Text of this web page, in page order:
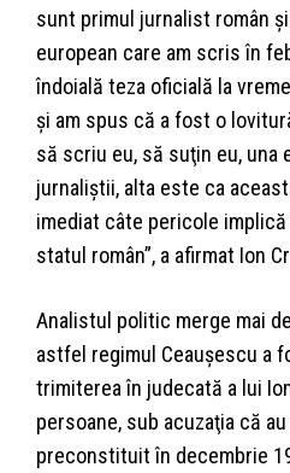
sunt primul jurnalist român
european care am scris în
îndoială teza oficială la
şi am spus că a fost o
să scriu eu, să suţin eu,
jurnaliştii, alta este ca
imediat câte pericole
statul român”, a afirmat Ion
Analistul politic merge mai
astfel regimul Ceauşescu a
trimiterea în judecată a lui
persoane, sub acuzaţia că
preconstituit în decembrie